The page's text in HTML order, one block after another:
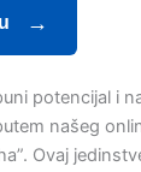
potencijal i
našeg
Ovaj